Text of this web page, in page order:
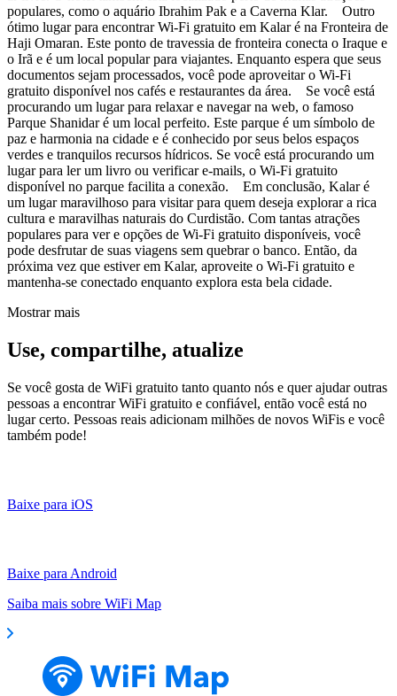
populares, como o aquário Ibrahim Pak e a Caverna Klar. Outro
ótimo lugar para encontrar Wi-Fi gratuito em Kalar é na Fronteira de
Haji Omaran. Este ponto de travessia de fronteira conecta o Iraque e
o Irã e é um local popular para viajantes. Enquanto espera que seus
documentos sejam processados, você pode aproveitar o Wi-Fi
gratuito disponível nos cafés e restaurantes da área. Se você está
procurando um lugar para relaxar e navegar na web, o famoso
Parque Shanidar é um local perfeito. Este parque é um símbolo de
paz e harmonia na cidade e é conhecido por seus belos espaços
verdes e tranquilos recursos hídricos. Se você está procurando um
lugar para ler um livro ou verificar e-mails, o Wi-Fi gratuito
disponível no parque facilita a conexão. Em conclusão, Kalar é
um lugar maravilhoso para visitar para quem deseja explorar a rica
cultura e maravilhas naturais do Curdistão. Com tantas atrações
populares para ver e opções de Wi-Fi gratuito disponíveis, você
pode desfrutar de suas viagens sem quebrar o banco. Então, da
próxima vez que estiver em Kalar, aproveite o Wi-Fi gratuito e
mantenha-se conectado enquanto explora esta bela cidade.
Mostrar mais
Use, compartilhe, atualize
Se você gosta de WiFi gratuito tanto quanto nós e quer ajudar outras
pessoas a encontrar WiFi gratuito e confiável, então você está no
lugar certo. Pessoas reais adicionam milhões de novos WiFis e você
também pode!
Baixe para iOS
Baixe para Android
Saiba mais sobre WiFi Map